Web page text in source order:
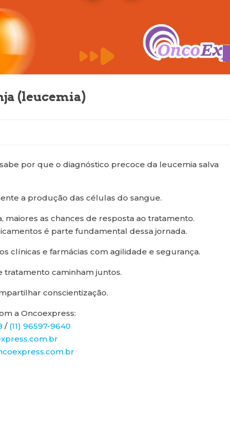
(leucemia)
por que o diagnóstico precoce da leucemia salva
a produção das células do sangue.
maiores as chances de resposta ao tratamento.
é parte fundamental dessa jornada.
clínicas e farmácias com agilidade e segurança.
tratamento caminham juntos.
conscientização.
a Oncoexpress:
/ (11) 96597-9640